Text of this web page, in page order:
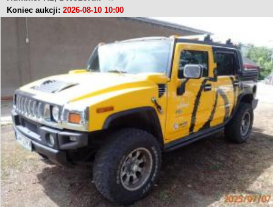
Koniec aukcji: 2026-08-10 10:00